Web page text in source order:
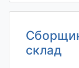
склад